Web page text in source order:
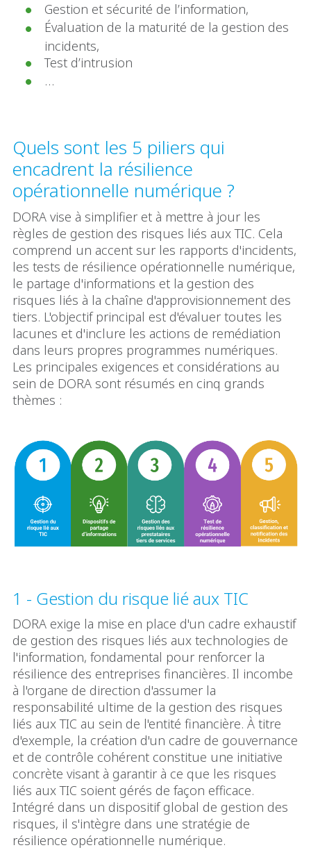
Gestion et sécurité de l’information,
Évaluation de la maturité de la gestion des
incidents,
Test d’intrusion
…
Quels sont les 5 piliers qui
encadrent la résilience
opérationnelle numérique ?
DORA vise à simplifier et à mettre à jour les
règles de gestion des risques liés aux TIC. Cela
comprend un accent sur les rapports d'incidents,
les tests de résilience opérationnelle numérique,
le partage d'informations et la gestion des
risques liés à la chaîne d'approvisionnement des
tiers. L'objectif principal est d'évaluer toutes les
lacunes et d'inclure les actions de remédiation
dans leurs propres programmes numériques.
Les principales exigences et considérations au
sein de DORA sont résumés en cinq grands
thèmes :
1 - Gestion du risque lié aux TIC
DORA exige la mise en place d'un cadre exhaustif
de gestion des risques liés aux technologies de
l'information, fondamental pour renforcer la
résilience des entreprises financières. Il incombe
à l'organe de direction d'assumer la
responsabilité ultime de la gestion des risques
liés aux TIC au sein de l'entité financière. À titre
d'exemple, la création d'un cadre de gouvernance
et de contrôle cohérent constitue une initiative
concrète visant à garantir à ce que les risques
liés aux TIC soient gérés de façon efficace.
Intégré dans un dispositif global de gestion des
risques, il s'intègre dans une stratégie de
résilience opérationnelle numérique.